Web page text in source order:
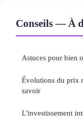
Conseils — À
Astuces pour bien
Évolutions du prix
savoir
L'investissement